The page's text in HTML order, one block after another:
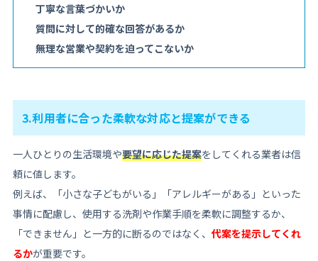
丁寧な言葉づかいか
質問に対して的確な回答があるか
無理な営業や契約を迫ってこないか
3.利用者に合った柔軟な対応と提案ができる
一人ひとりの生活環境や要望に応じた提案をしてくれる業者は信
頼に値します。
例えば、「小さな子どもがいる」「アレルギーがある」といった
事情に配慮し、使用する洗剤や作業手順を柔軟に調整するか、
「できません」と一方的に断るのではなく、 代案を提示してくれ
るかが重要です。